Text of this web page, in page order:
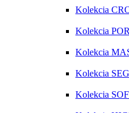
Kolekcia
Kolekcia
Kolekcia
Kolekcia
Kolekcia